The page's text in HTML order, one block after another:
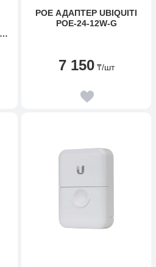
POE АДАПТЕР UBIQUITI
POE-24-12W-G
7 150 ₸/шт